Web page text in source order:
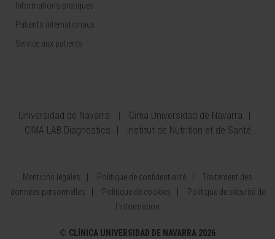
Informations pratiques
Patients internationaux
Service aux patients
Universidad de Navarra
Cima Universidad de Navarra
CIMA LAB Diagnostics
Institut de Nutrition et de Santé
Mentions légales Politique de confidentialité
Traitement des
données personnelles
Politique de cookies
Politique de sécurité de
l’information
© CLÍNICA UNIVERSIDAD DE NAVARRA 2026